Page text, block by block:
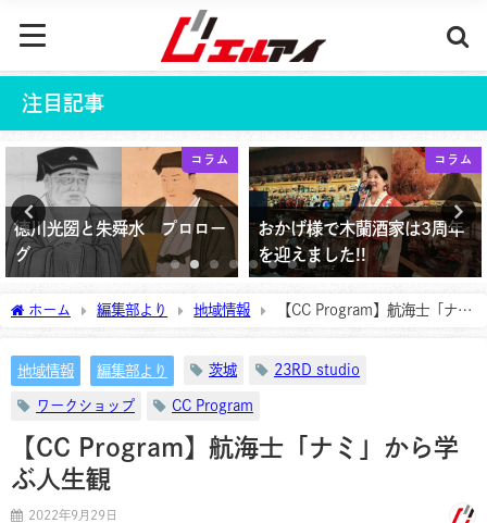
注目記事
コラム
徳川光圀と朱舜水 プロロー
グ
コラム
おかげ様で木蘭酒家は3周年
を迎えました!!
ホーム 編集部より 地域情報
【CC Program】航海士「ナ
地域情報 編集部より 茨城 23RD studio
ワークショップ CC Program
【CC Program】航海士「ナミ」から学
ぶ人生観
2022年9月29日